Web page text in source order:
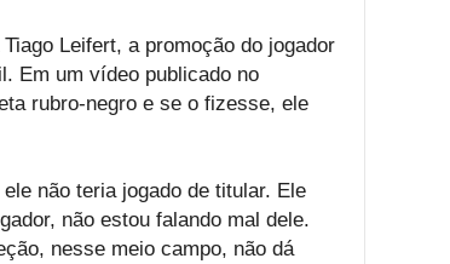
Leifert, a promoção do jogador
Em um vídeo publicado no
rubro-negro e se o fizesse, ele
não teria jogado de titular. Ele
não estou falando mal dele.
nesse meio campo, não dá